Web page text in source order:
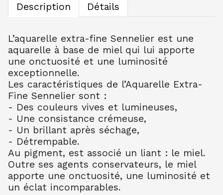
AQUARELLE EXTRA FINE TUBE 10 ML
7.90€ TTC 7.89 € TTC
AQUARELLE EXTRA FINE TUBE 10 ML
BLEU CERULEUM 302
10.99€ TTC 10.99 € TTC
AQUARELLE EXTRA FINE TUBE 10 ML
BLEU COB FONC 309
10.99€ TTC 10.99€ TTC
AQUARELLE EXTRA FINE TUBE 10 ML
BLEU OUTR FR 314
8.80 € TTC 8.80€ TTC
AQUARELLE EXTRA FINE TUBE 10 ML
BLEU ROYAL 322
7.90€ TTC 7.89€ TTC
Description Détails
L’aquarelle extra-fine Sennelier est une
aquarelle à base de miel qui lui apporte
une onctuosité et une luminosité
exceptionnelle.
Les caractéristiques de l’Aquarelle Extra-
Fine Sennelier sont :
- Des couleurs vives et lumineuses,
- Une consistance crémeuse,
- Un brillant après séchage,
- Détrempable.
Au pigment, est associé un liant : le miel.
Outre ses agents conservateurs, le miel
apporte une onctuosité, une luminosité et
un éclat incomparables.